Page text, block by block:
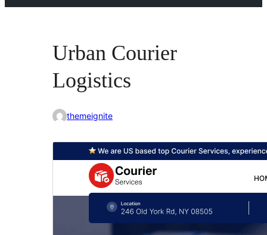
Urban Courier
Logistics
themeignite